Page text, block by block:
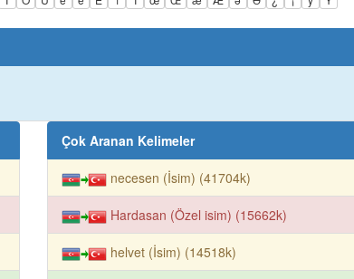
Çok Aranan Kelimeler
necesen (İsim) (41704k)
Hardasan (Özel isim) (15662k)
helvet (İsim) (14518k)